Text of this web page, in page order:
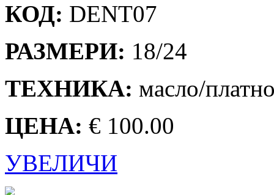
КОД: DENT07
РАЗМЕРИ: 18/24
ТЕХНИКА: масло/
ЦЕНА: € 100.00
УВЕЛИЧИ